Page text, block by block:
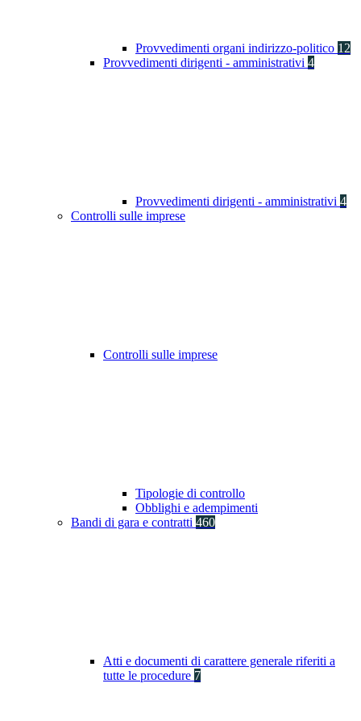
Provvedimenti organi indirizzo-politico 12
Provvedimenti dirigenti - amministrativi 4
Provvedimenti dirigenti - amministrativi 4
Controlli sulle imprese
Controlli sulle imprese
Tipologie di controllo
Obblighi e adempimenti
Bandi di gara e contratti 460
Atti e documenti di carattere generale riferiti a
tutte le procedure 7